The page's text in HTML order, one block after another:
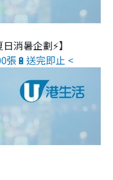
消暑企劃⚡】
張🔋送完即止 <